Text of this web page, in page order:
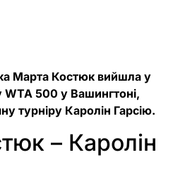
Марта Костюк вийшла у
WTA 500 у Вашингтоні,
турніру Каролін Гарсію.
– Каролін